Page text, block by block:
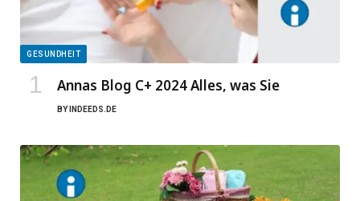
GESUNDHEIT
Annas Blog C+ 2024 Alles, was Sie
BY INDEEDS.DE